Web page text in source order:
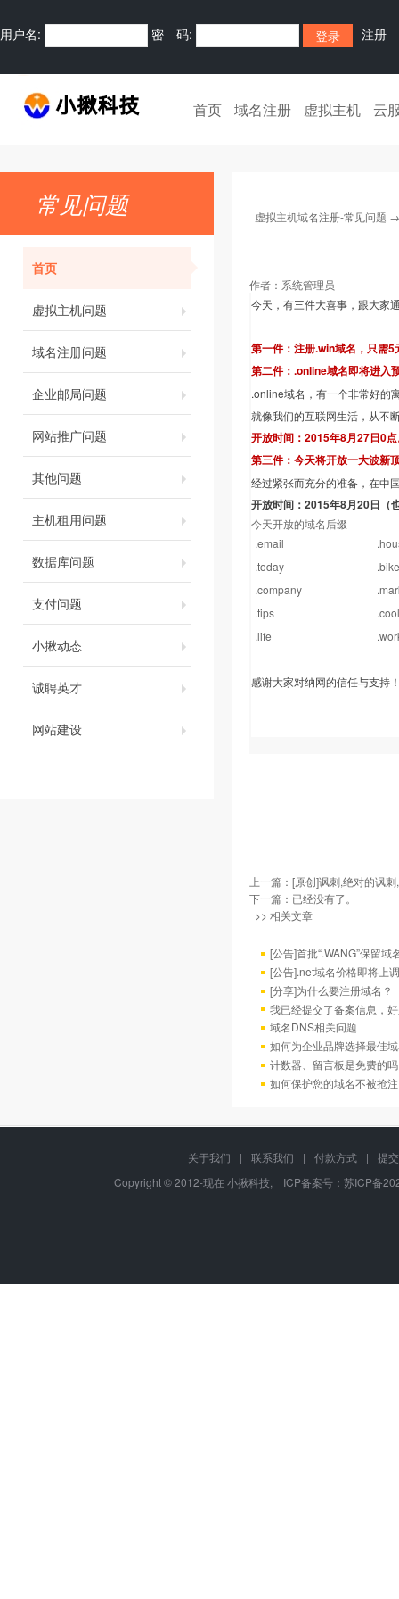
用户名: 密 码: 注册
首页 域名注册 虚拟主机 云
常见问题
首页
虚拟主机问题
域名注册问题
企业邮局问题
网站推广问题
其他问题
主机租用问题
数据库问题
支付问题
小揪动态
诚聘英才
网站建设
虚拟主机域名注册-常见问题
作者： 系统管理员
今天，有三件大喜事，跟大家
第一件：注册.win域名，只需
第二件：.online域名即将进入
.online域名，有一个非常好的
就像我们的互联网生活，从不
开放时间：2015年8月27日0
第三件：今天将开放一大波新
经过紧张而充分的准备，在中
开放时间：2015年8月20日（
今天开放的域名后缀
.email
.today
.bike
.company
.tips
.cool
.life
感谢大家对纳网的信任与支持
上一篇： [原创]讽刺,绝对的讽
下一篇：已经没有了。
>> 相关文章
[公告]首批“.WANG”保留域
[公告].net域名价格即将上
[分享]为什么要注册域名？
我已经提交了备案信息，
域名DNS相关问题
如何为企业品牌选择最佳
计数器、留言板是免费的
如何保护您的域名不被抢注
关于我们 | 联系我们 | 付款方式 |
提
Copyright © 2012-现在 小揪科技, ICP备案号： 苏ICP备